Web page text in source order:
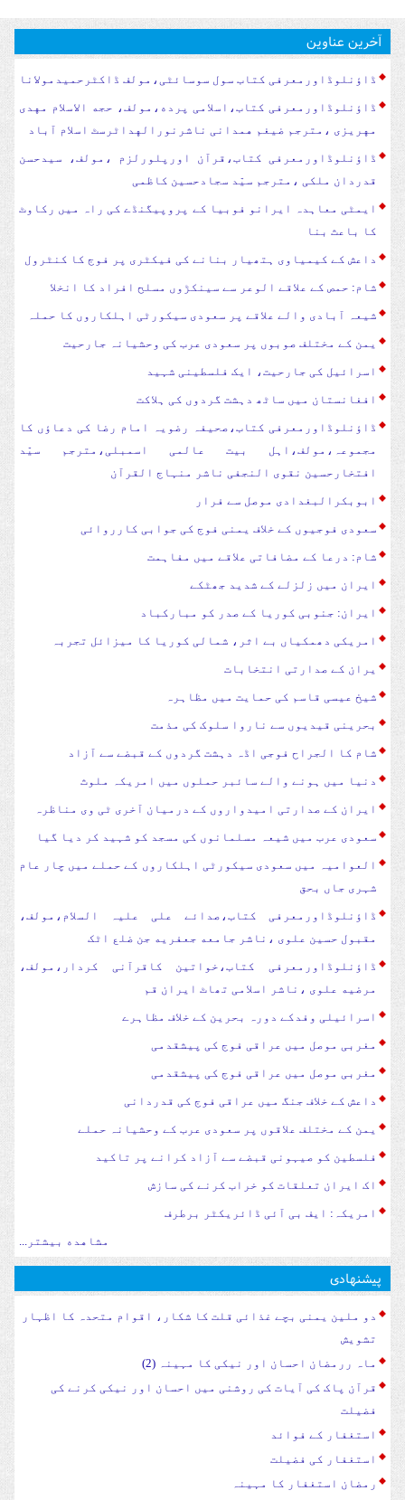
آخرین عناوین
ڈاؤنلوڈاورمعرفی کتاب سول سوسا‏‏ئٹی،مولف ڈاکٹرحمیدمولانا
ڈاؤنلوڈاورمعرفی کتاب،اسلامی پرده،مولف، حجه الاسلام مهدی
مهریزی ،مترجم ضیغم همدانی ناشرنورالهداٹرسٹ اسلام آباد
ڈاؤنلوڈاورمعرفی کتاب،قرآن اورپلورلزم ،مولف، سیدحسن
قدردان ملکی ،مترجم سیّد سجادحسین کاظمی
ایمٹی معاہدہ ایرانو فوبیا کے پروپیگنڈے کی راہ میں رکاوٹ
کا باعث بنا
داعش کے کیمیاوی ہتھیار بنانے کی فیکٹری پر فوج کا کنٹرول
شام: حمص کے علاقے الوعر سے سینکڑوں مسلح افراد کا انخلا
شیعہ آبادی والے علاقے پر سعودی سیکورٹی اہلکاروں کا حملہ
یمن کے مختلف صوبوں پر سعودی عرب کی وحشیانہ جارحیت
اسرائیل کی جارحیت، ایک فلسطینی شہید
افغانستان میں ساٹھ دہشت گردوں کی ہلاکت
ڈاؤنلوڈاورمعرفی کتاب،صحیفہ رضویہ امام رضا کی دعاؤں کا
مجموعہ،مولف،اہل بیت عالمی اسمبلی،مترجم سیّد
افتخارحسین نقوی النجفی ناشر منہاج القرآن
ابوبکرالبغدادی موصل سے فرار
سعودی فوجیوں کے خلاف یمنی فوج کی جوابی کارروائی
شام: درعا کے مضافاتی علاقے میں مفاہمت
ایران میں زلزلے کے شدید جھٹکے
ایران: جنوبی کوریا کے صدر کو مبارکباد
امریکی دھمکیاں بے اثر، شمالی کوریا کا میزائل تجربہ
یران کے صدارتی انتخابات
شیخ عیسی قاسم کی حمایت میں مظاہرہ
بحرینی قیدیوں سے ناروا سلوک کی مذمت
شام کا الجراح فوجی اڈہ دہشت گردوں کے قبضے سے آزاد
دنیا میں ہونے والے سائبر حملوں میں امریکہ ملوث
ایران کے صدارتی امیدواروں کے درمیان آخری ٹی وی مناظرہ
سعودی عرب میں شیعہ مسلمانوں کی مسجد کو شہید کر دیا گیا
العوامیہ میں سعودی سیکورٹی اہلکاروں کے حملے میں چار عام
شہری جاں بحق
ڈاؤنلوڈاورمعرفی کتاب،صدائے علی علیہ السلام،مولف،
مقبول حسین علوی ،ناشر جامعه جعفریه جن ضلع اٹک
ڈاؤنلوڈاورمعرفی کتاب،خواتین کاقرآنی کردار،مولف،
مرضیه علوی ،ناشر اسلامی تھاٹ ایران قم
اسرائیلی وفدکے دورہ بحرین کے خلاف مظاہرے
مغربی موصل میں عراقی فوج کی پیشقدمی
مغربی موصل میں عراقی فوج کی پیشقدمی
داعش کے خلاف جنگ میں عراقی فوج کی قدردانی
یمن کے مختلف علاقوں پر سعودی عرب کے وحشیانہ حملے
فلسطین کو صیہونی قبضے سے آزاد کرانے پر تاکید
اک ایران تعلقات کو خراب کرنے کی سازش
امریکہ: ایف بی آئی ڈائریکٹر برطرف
مشاهده بیشتر...
پیشنهادی
دو ملین یمنی بچے غذائی قلت کا شکار، اقوام متحدہ کا اظہار
تشویش
ماہ ررمضان احسان اور نیکی کا مہینہ (2)
قرآن پاک کی آیات کی روشنی میں احسان اور نیکی کرنے کی
فضیلت
استغفار کے فوائد
استغفار کی فضیلت
رمضان استغفار کا مہینہ